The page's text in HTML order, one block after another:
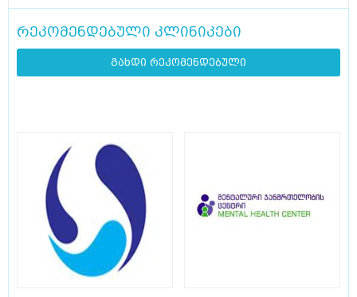
რეკომენდებული კლინიკები
გახდი რეკომენდებული